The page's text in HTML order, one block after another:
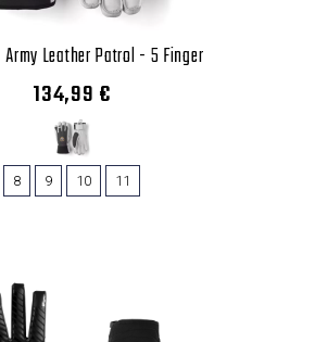
Army Leather Patrol - 5 Finger
134,99 €
8 9 10 11